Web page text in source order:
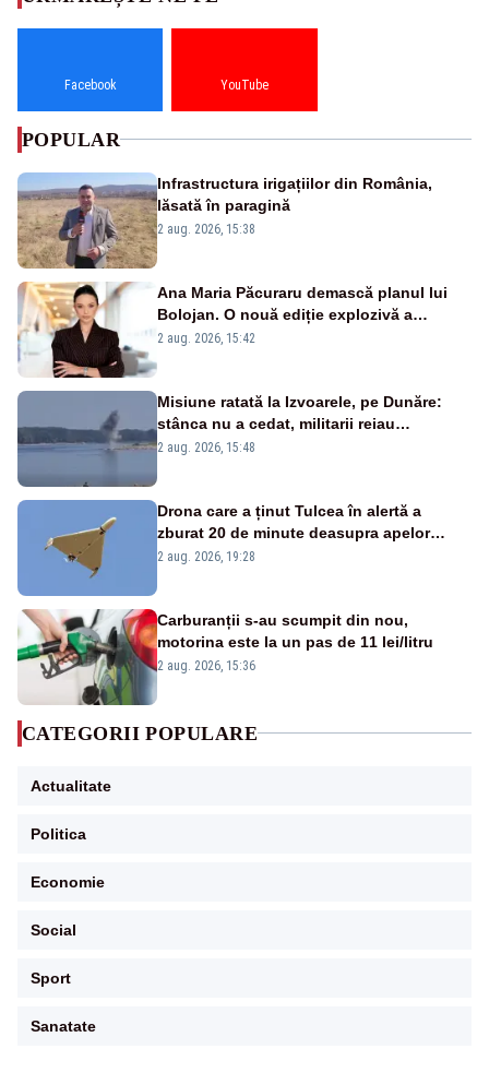
Facebook YouTube
POPULAR
Infrastructura irigațiilor din România,
lăsată în paragină
2 aug. 2026, 15:38
Ana Maria Păcuraru demască planul lui
Bolojan. O nouă ediție explozivă a
emisiunii „Miza Zilei” la Realitatea PLUS
2 aug. 2026, 15:42
Misiune ratată la Izvoarele, pe Dunăre:
stânca nu a cedat, militarii reiau
detonările luni – VIDEO
2 aug. 2026, 15:48
Drona care a ținut Tulcea în alertă a
zburat 20 de minute deasupra apelor
României. Au fost ridicate două F-16
2 aug. 2026, 19:28
Carburanții s-au scumpit din nou,
motorina este la un pas de 11 lei/litru
2 aug. 2026, 15:36
CATEGORII POPULARE
Actualitate
Politica
Economie
Social
Sport
Sanatate